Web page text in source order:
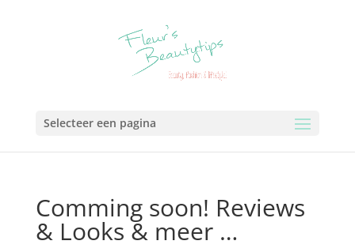
Selecteer een pagina
Comming soon! Reviews
& Looks & meer …